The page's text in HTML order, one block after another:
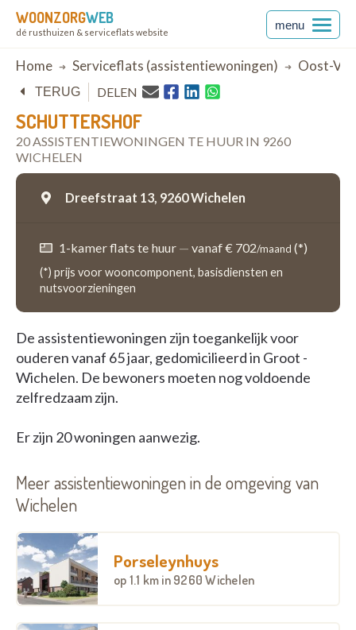
WOONZORGWEB
dé rusthuizen & serviceflats website
menu
Breadcrumb
Home Serviceflats (assistentiewoningen) Oost-
SCHUTTERSHOF
20 ASSISTENTIEWONINGEN TE HUUR IN 9260
WICHELEN
TERUG DELEN
Dreefstraat 13, 9260 Wichelen
1-kamer flats te huur — vanaf € 702/maand (*)
(*) prijs voor wooncomponent, basisdiensten en
nutsvoorzieningen
De assistentiewoningen zijn toegankelijk voor
ouderen vanaf 65 jaar, gedomicilieerd in Groot -
Wichelen. De bewoners moeten nog voldoende
zelfredzaam zijn.
Er zijn 20 woningen aanwezig.
Meer assistentiewoningen in de omgeving van
Wichelen
Porseleynhuys
op 1.1 km in 9260 Wichelen